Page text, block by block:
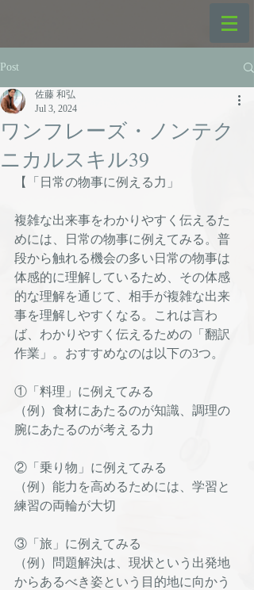
Post
ワンフレーズ・ノンテク
ニカルスキル39
佐藤 和弘
Jul 3, 2024
【「日常の物事に例える力」
複雑な出来事をわかりやすく伝えるた
めには、日常の物事に例えてみる。普
段から触れる機会の多い日常の物事は
体感的に理解しているため、その体感
的な理解を通じて、相手が複雑な出来
事を理解しやすくなる。これは言わ
ば、わかりやすく伝えるための「翻訳
作業」。おすすめなのは以下の3つ。
①「料理」に例えてみる
（例）食材にあたるのが知識、調理の
腕にあたるのが考える力
②「乗り物」に例えてみる
（例）能力を高めるためには、学習と
練習の両輪が大切
③「旅」に例えてみる
（例）問題解決は、現状という出発地
からあるべき姿という目的地に向かう